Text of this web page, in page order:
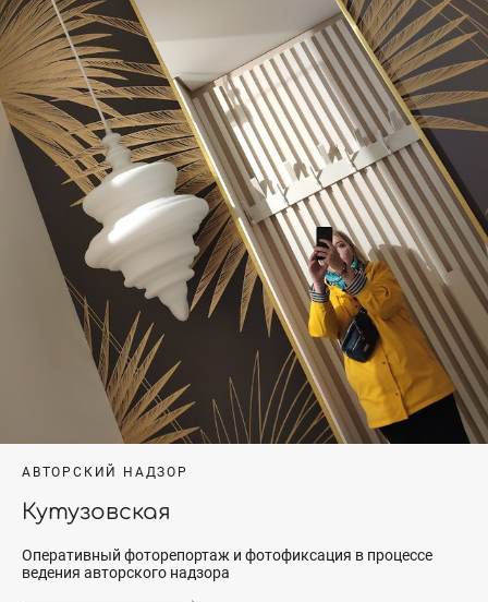
АВТОРСКИЙ НАДЗОР
Кутузовская
Оперативный фоторепортаж и фотофиксация в процессе
ведения авторского надзора